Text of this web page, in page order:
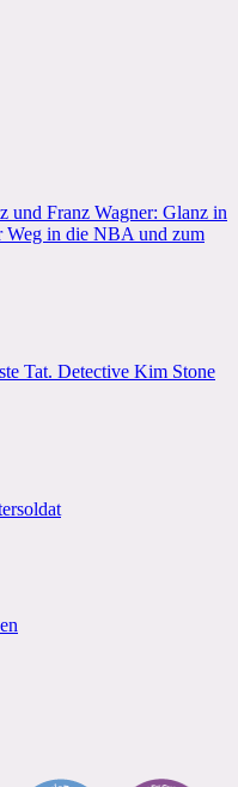
und Franz Wagner: Glanz in
Weg in die NBA und zum
Tat. Detective Kim Stone